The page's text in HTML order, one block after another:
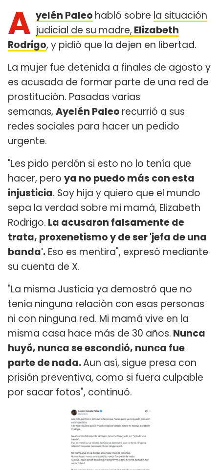
A yelén Paleo habló sobre la situación
judicial de su madre, Elizabeth
Rodrigo, y pidió que la dejen en libertad.
La mujer fue detenida a finales de agosto y
es acusada de formar parte de una red de
prostitución. Pasadas varias
semanas, Ayelén Paleo recurrió a sus
redes sociales para hacer un pedido
urgente.
"Les pido perdón si esto no lo tenía que
hacer, pero ya no puedo más con esta
injusticia. Soy hija y quiero que el mundo
sepa la verdad sobre mi mamá, Elizabeth
Rodrigo. La acusaron falsamente de
trata, proxenetismo y de ser 'jefa de una
banda'. Eso es mentira", expresó mediante
su cuenta de X.
"La misma Justicia ya demostró que no
tenía ninguna relación con esas personas
ni con ninguna red. Mi mamá vive en la
misma casa hace más de 30 años. Nunca
huyó, nunca se escondió, nunca fue
parte de nada.Aun así, sigue presa con
prisión preventiva, como si fuera culpable
por sacar fotos", continuó.